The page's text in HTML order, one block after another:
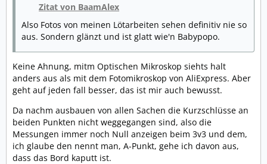
Zitat von BaamAlex
Also Fotos von meinen Lötarbeiten sehen definitiv nie so
aus. Sondern glänzt und ist glatt wie'n Babypopo.
Keine Ahnung, mitm Optischen Mikroskop siehts halt
anders aus als mit dem Fotomikroskop von AliExpress. Aber
geht auf jeden fall besser, das ist mir auch bewusst.
Da nachm ausbauen von allen Sachen die Kurzschlüsse an
beiden Punkten nicht weggegangen sind, also die
Messungen immer noch Null anzeigen beim 3v3 und dem,
ich glaube den nennt man, A-Punkt, gehe ich davon aus,
dass das Bord kaputt ist.